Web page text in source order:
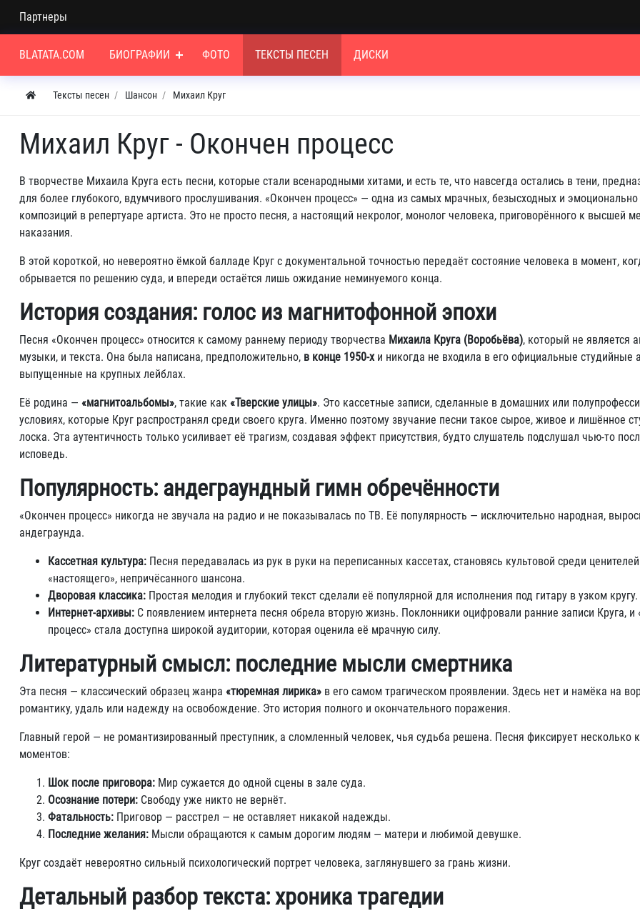
Партнеры
BLATATA.COM БИОГРАФИИ ФОТО ТЕКСТЫ ПЕСЕН ДИСКИ
Тексты песен Шансон Михаил Круг
Михаил Круг - Окончен процесс
В творчестве Михаила Круга есть песни, которые стали всенародными хитами, и есть те, что навсегда остались в тени,
для более глубокого, вдумчивого прослушивания. «Окончен процесс» — одна из самых мрачных, безысходных и
композиций в репертуаре артиста. Это не просто песня, а настоящий некролог, монолог человека, приговорённого к высшей
наказания.
В этой короткой, но невероятно ёмкой балладе Круг с документальной точностью передаёт состояние человека в момент,
обрывается по решению суда, и впереди остаётся лишь ожидание неминуемого конца.
История создания: голос из магнитофонной эпохи
Песня «Окончен процесс» относится к самому раннему периоду творчества Михаила Круга (Воробьёва), который не является
музыки, и текста. Она была написана, предположительно, в конце 1950-хи никогда не входила в его официальные студийные
выпущенные на крупных лейблах.
Её родина — «магнитоальбомы», такие как «Тверские улицы». Это кассетные записи, сделанные в домашних или
условиях, которые Круг распространял среди своего круга. Именно поэтому звучание песни такое сырое, живое и лишённое
лоска. Эта аутентичность только усиливает её трагизм, создавая эффект присутствия, будто слушатель подслушал чью-то
исповедь.
Популярность: андеграундный гимн обречённости
«Окончен процесс» никогда не звучала на радио и не показывалась по ТВ. Её популярность — исключительно народная,
андеграунда.
Кассетная культура: Песня передавалась из рук в руки на переписанных кассетах, становясь культовой среди ценителей
«настоящего», непричёсанного шансона.
Дворовая классика: Простая мелодия и глубокий текст сделали её популярной для исполнения под гитару в узком кругу.
Интернет-архивы: С появлением интернета песня обрела вторую жизнь. Поклонники оцифровали ранние записи Круга, и
процесс» стала доступна широкой аудитории, которая оценила её мрачную силу.
Литературный смысл: последние мысли смертника
Эта песня — классический образец жанра «тюремная лирика» в его самом трагическом проявлении. Здесь нет и намёка на
романтику, удаль или надежду на освобождение. Это история полного и окончательного поражения.
Главный герой — не романтизированный преступник, а сломленный человек, чья судьба решена. Песня фиксирует несколько
моментов:
Шок после приговора: Мир сужается до одной сцены в зале суда.
Осознание потери: Свободу уже никто не вернёт.
Фатальность: Приговор — расстрел — не оставляет никакой надежды.
Последние желания: Мысли обращаются к самым дорогим людям — матери и любимой девушке.
Круг создаёт невероятно сильный психологический портрет человека, заглянувшего за грань жизни.
Детальный разбор текста: хроника трагедии